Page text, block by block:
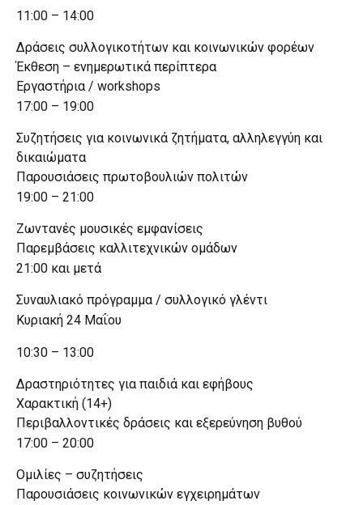
11:00 – 14:00
Δράσεις συλλογικοτήτων και κοινωνικών φορέων
Έκθεση – ενημερωτικά περίπτερα
Εργαστήρια / workshops
17:00 – 19:00
Συζητήσεις για κοινωνικά ζητήματα, αλληλεγγύη και
δικαιώματα
Παρουσιάσεις πρωτοβουλιών πολιτών
19:00 – 21:00
Ζωντανές μουσικές εμφανίσεις
Παρεμβάσεις καλλιτεχνικών ομάδων
21:00 και μετά
Συναυλιακό πρόγραμμα / συλλογικό γλέντι
Κυριακή 24 Μαΐου
10:30 – 13:00
Δραστηριότητες για παιδιά και εφήβους
Χαρακτική (14+)
Περιβαλλοντικές δράσεις και εξερεύνηση βυθού
17:00 – 20:00
Ομιλίες – συζητήσεις
Παρουσιάσεις κοινωνικών εγχειρημάτων